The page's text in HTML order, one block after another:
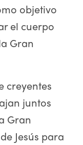
objetivo
el cuerpo
Gran
creyentes
juntos
Gran
Jesús para